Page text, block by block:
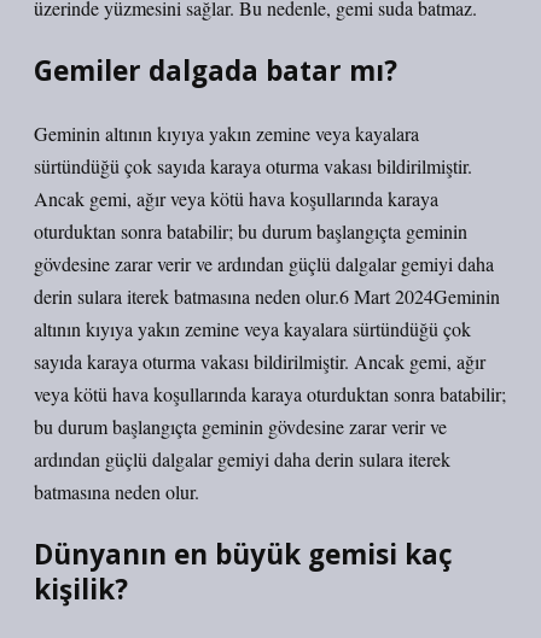
üzerinde yüzmesini sağlar. Bu nedenle, gemi suda batmaz.
Gemiler dalgada batar mı?
Geminin altının kıyıya yakın zemine veya kayalara
sürtündüğü çok sayıda karaya oturma vakası bildirilmiştir.
Ancak gemi, ağır veya kötü hava koşullarında karaya
oturduktan sonra batabilir; bu durum başlangıçta geminin
gövdesine zarar verir ve ardından güçlü dalgalar gemiyi daha
derin sulara iterek batmasına neden olur.6 Mart 2024Geminin
altının kıyıya yakın zemine veya kayalara sürtündüğü çok
sayıda karaya oturma vakası bildirilmiştir. Ancak gemi, ağır
veya kötü hava koşullarında karaya oturduktan sonra batabilir;
bu durum başlangıçta geminin gövdesine zarar verir ve
ardından güçlü dalgalar gemiyi daha derin sulara iterek
batmasına neden olur.
Dünyanın en büyük gemisi kaç
kişilik?